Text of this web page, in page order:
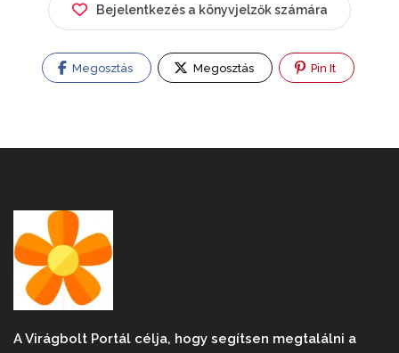
Bejelentkezés a könyvjelzők számára
Megosztás Megosztás Pin It
A Virágbolt Portál célja, hogy segítsen megtalálni a